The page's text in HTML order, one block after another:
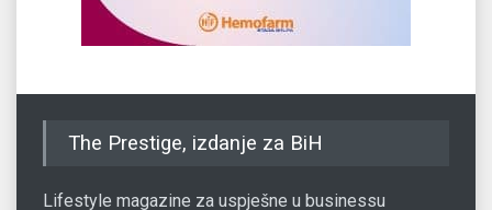
The Prestige, izdanje za BiH
Lifestyle magazine za uspješne u businessu